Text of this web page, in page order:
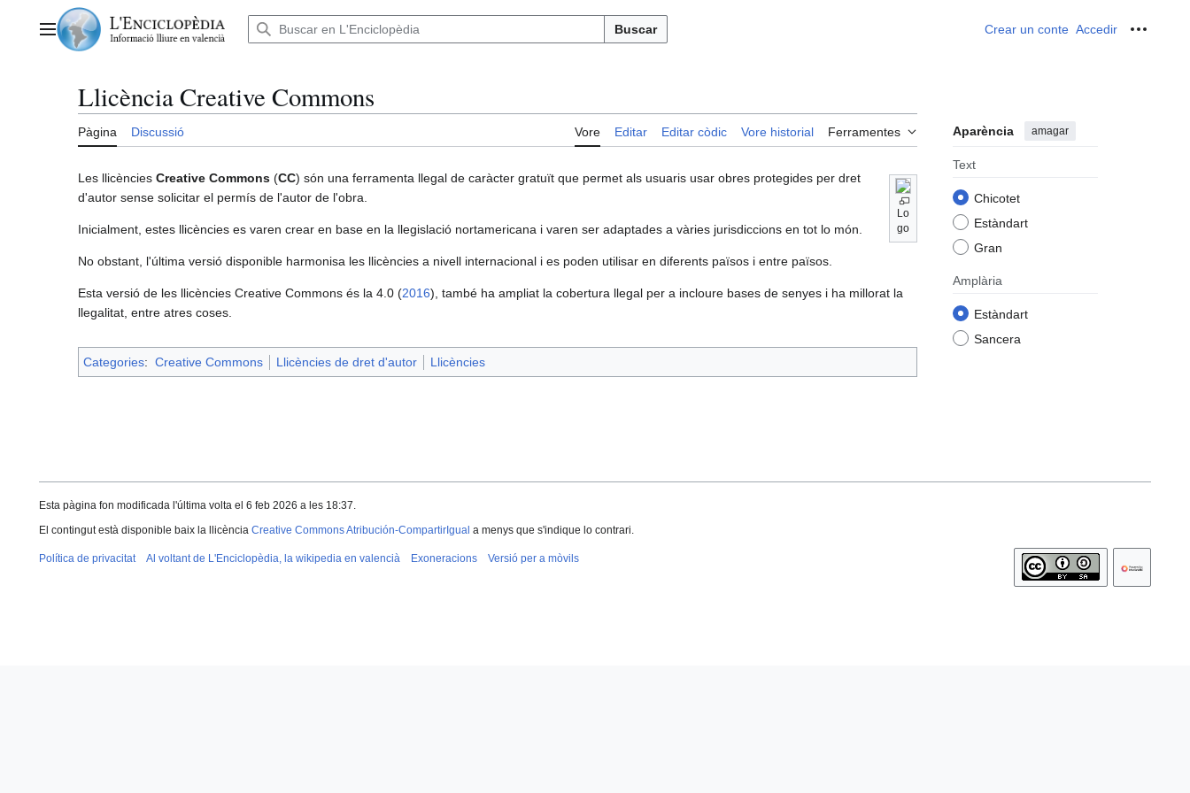
contingutMenú principal Buscar Crear un conte Accedir
Llicència Creative Commons
Pàgina Discussió Vore Editar Editar còdic Vore historial Ferramentes Aparència amagar
Text
Chicotet
Estàndart
Gran
Amplària
Estàndart
Sancera
Lo
go
Les llicències Creative Commons (CC) són una ferramenta llegal de caràcter gratuït que permet als usuaris usar obres protegides per dret
d'autor sense solicitar el permís de l'autor de l'obra.
Inicialment, estes llicències es varen crear en base en la llegislació nortamericana i varen ser adaptades a vàries jurisdiccions en tot lo món.
No obstant, l'última versió disponible harmonisa les llicències a nivell internacional i es poden utilisar en diferents països i entre països.
Esta versió de les llicències Creative Commons és la 4.0 (2016), també ha ampliat la cobertura llegal per a incloure bases de senyes i ha millorat la
llegalitat, entre atres coses.
Categories: Creative Commons Llicències de dret d'autor Llicències
Esta pàgina fon modificada l'última volta el 6 feb 2026 a les 18:37.
El contingut està disponible baix la llicència Creative Commons Atribución-CompartirIgual a menys que s'indique lo contrari.
Política de privacitat Al voltant de L'Enciclopèdia, la wikipedia en valencià Exoneracions Versió per a mòvils